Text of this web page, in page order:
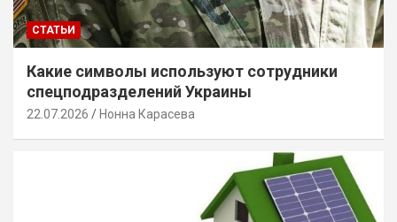
СТАТЬИ
Какие символы используют сотрудники
спецподразделений Украины
22.07.2026 Нонна Карасева